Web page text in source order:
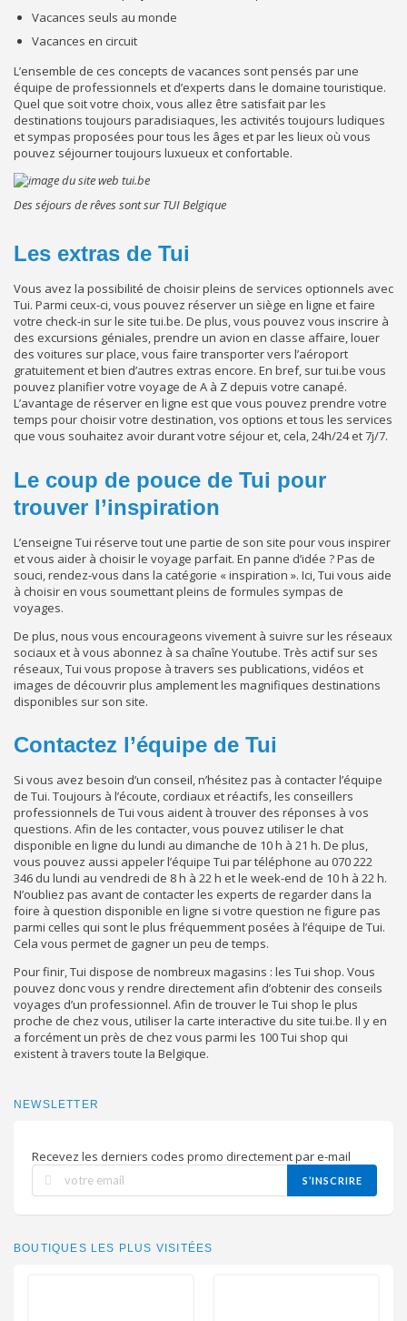
Vacances seuls au monde
Vacances en circuit
L’ensemble de ces concepts de vacances sont pensés par une
équipe de professionnels et d’experts dans le domaine touristique.
Quel que soit votre choix, vous allez être satisfait par les
destinations toujours paradisiaques, les activités toujours ludiques
et sympas proposées pour tous les âges et par les lieux où vous
pouvez séjourner toujours luxueux et confortable.
Des séjours de rêves sont sur TUI Belgique
Les extras de Tui
Vous avez la possibilité de choisir pleins de services optionnels avec
Tui. Parmi ceux-ci, vous pouvez réserver un siège en ligne et faire
votre check-in sur le site tui.be. De plus, vous pouvez vous inscrire à
des excursions géniales, prendre un avion en classe affaire, louer
des voitures sur place, vous faire transporter vers l’aéroport
gratuitement et bien d’autres extras encore. En bref, sur tui.be vous
pouvez planifier votre voyage de A à Z depuis votre canapé.
L’avantage de réserver en ligne est que vous pouvez prendre votre
temps pour choisir votre destination, vos options et tous les services
que vous souhaitez avoir durant votre séjour et, cela, 24h/24 et 7j/7.
Le coup de pouce de Tui pour
trouver l’inspiration
L’enseigne Tui réserve tout une partie de son site pour vous inspirer
et vous aider à choisir le voyage parfait. En panne d’idée ? Pas de
souci, rendez-vous dans la catégorie « inspiration ». Ici, Tui vous aide
à choisir en vous soumettant pleins de formules sympas de
voyages.
De plus, nous vous encourageons vivement à suivre sur les réseaux
sociaux et à vous abonnez à sa chaîne Youtube. Très actif sur ses
réseaux, Tui vous propose à travers ses publications, vidéos et
images de découvrir plus amplement les magnifiques destinations
disponibles sur son site.
Contactez l’équipe de Tui
Si vous avez besoin d’un conseil, n’hésitez pas à contacter l’équipe
de Tui. Toujours à l’écoute, cordiaux et réactifs, les conseillers
professionnels de Tui vous aident à trouver des réponses à vos
questions. Afin de les contacter, vous pouvez utiliser le chat
disponible en ligne du lundi au dimanche de 10 h à 21 h. De plus,
vous pouvez aussi appeler l’équipe Tui par téléphone au 070 222
346 du lundi au vendredi de 8 h à 22 h et le week-end de 10 h à 22 h.
N’oubliez pas avant de contacter les experts de regarder dans la
foire à question disponible en ligne si votre question ne figure pas
parmi celles qui sont le plus fréquemment posées à l’équipe de Tui.
Cela vous permet de gagner un peu de temps.
Pour finir, Tui dispose de nombreux magasins : les Tui shop. Vous
pouvez donc vous y rendre directement afin d’obtenir des conseils
voyages d’un professionnel. Afin de trouver le Tui shop le plus
proche de chez vous, utiliser la carte interactive du site tui.be. Il y en
a forcément un près de chez vous parmi les 100 Tui shop qui
existent à travers toute la Belgique.
NEWSLETTER
Recevez les derniers codes promo directement par e-mail
S’INSCRIRE
BOUTIQUES LES PLUS VISITÉES